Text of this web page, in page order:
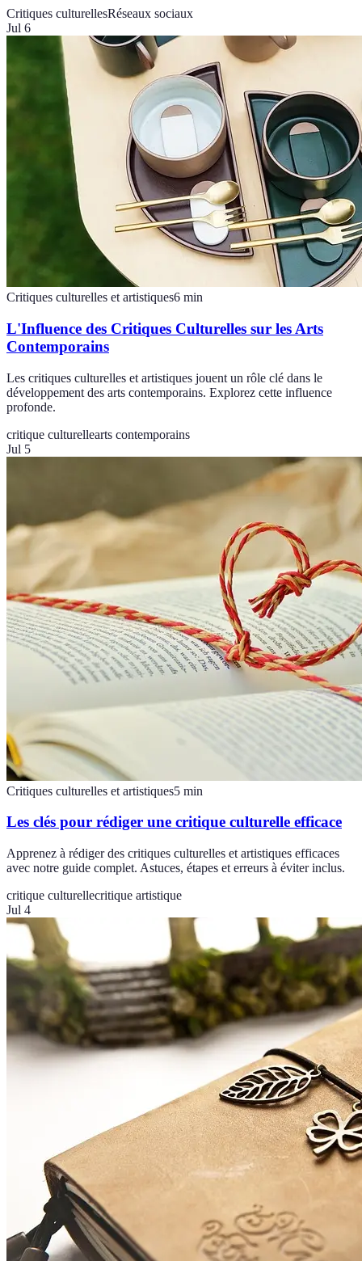
Critiques culturellesRéseaux sociaux
Jul 6
Critiques culturelles et artistiques6 min
L'Influence des Critiques Culturelles sur les Arts
Contemporains
Les critiques culturelles et artistiques jouent un rôle clé dans le
développement des arts contemporains. Explorez cette influence
profonde.
critique culturellearts contemporains
Jul 5
Critiques culturelles et artistiques5 min
Les clés pour rédiger une critique culturelle efficace
Apprenez à rédiger des critiques culturelles et artistiques efficaces
avec notre guide complet. Astuces, étapes et erreurs à éviter inclus.
critique culturellecritique artistique
Jul 4